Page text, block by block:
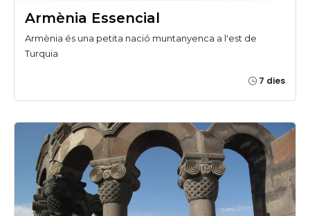
Armènia Essencial
Armènia és una petita nació muntanyenca a l'est de
Turquia
7 dies